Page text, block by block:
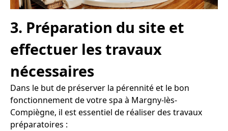
3. Préparation du site et
effectuer les travaux
nécessaires
Dans le but de préserver la pérennité et le bon
fonctionnement de votre spa à Margny-lès-
Compiègne, il est essentiel de réaliser des travaux
préparatoires :